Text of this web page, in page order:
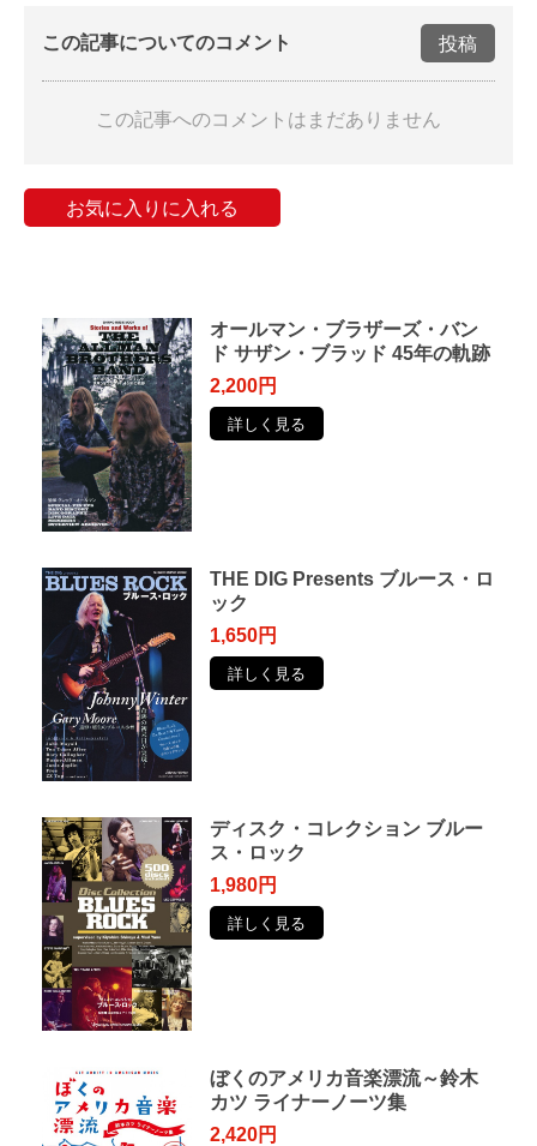
この記事についてのコメント 投稿
この記事へのコメントはまだありません
お気に入りに入れる
オールマン・ブラザーズ・バン
ド サザン・ブラッド 45年の軌跡
2,200円
詳しく見る
THE DIG Presents ブルース・ロ
ック
1,650円
詳しく見る
ディスク・コレクション ブルー
ス・ロック
1,980円
詳しく見る
ぼくのアメリカ音楽漂流～鈴木
カツ ライナーノーツ集
2,420円